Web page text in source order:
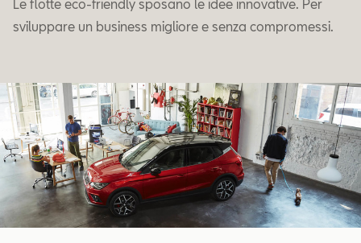
Le flotte eco-friendly sposano le idee innovative. Per
sviluppare un business migliore e senza compromessi.